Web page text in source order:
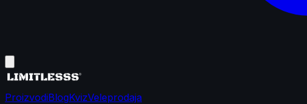
ProizvodiBlogKvizVeleprodaja